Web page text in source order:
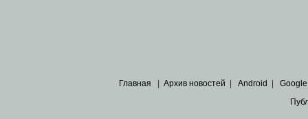
Главная Архив новостей Android Google